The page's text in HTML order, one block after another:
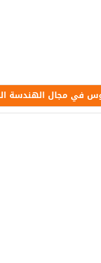
في مجال الهندسة